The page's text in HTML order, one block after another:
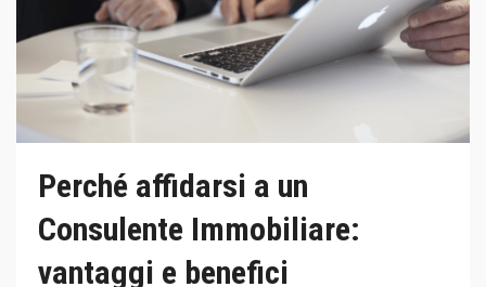
Perché affidarsi a un
Consulente Immobiliare:
vantaggi e benefici